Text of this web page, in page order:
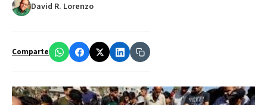
David R. Lorenzo
Comparte